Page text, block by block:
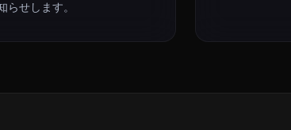
らせします。